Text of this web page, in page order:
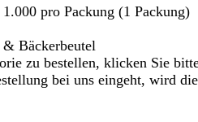
pro Packung (1 Packung)
Bäckerbeutel
zu bestellen, klicken Sie
bei uns eingeht, wird